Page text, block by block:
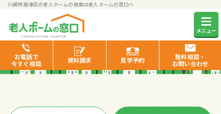
川崎市高津区の老人ホームの検索は老人ホームの窓口へ
メニュー
お電話で
今すぐ相談
資料請求 見学予約
無料相談・
お問い合わせ
ネクサスコート久地